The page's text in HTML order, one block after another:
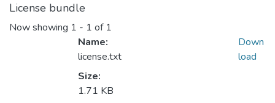
License bundle
Now showing 1 - 1 of 1
Name:
license.txt
Size:
1.71 KB
Down
load